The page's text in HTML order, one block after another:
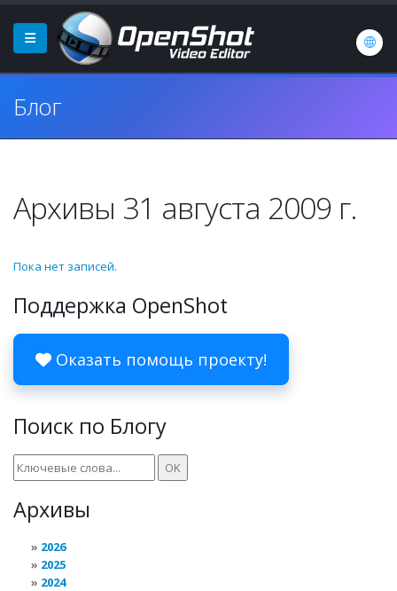
Блог
Архивы 31 августа 2009 г.
Пока нет записей.
Поддержка OpenShot
Оказать помощь проекту!
Поиск по Блогу
Архивы
2026
2025
2024